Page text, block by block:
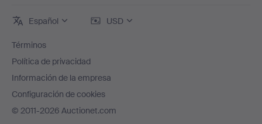
Español USD
Términos
Política de privacidad
Información de la empresa
Configuración de cookies
© 2011-2026 Auctionet.com